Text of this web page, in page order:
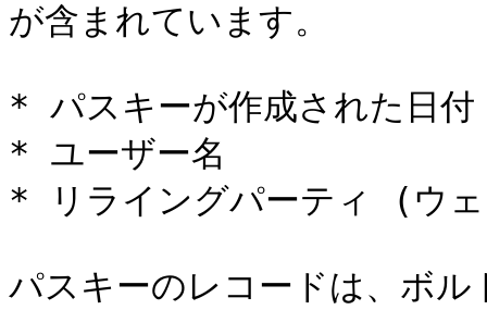
が含まれています。
* パスキーが作成された日付
* ユーザー名
* リライングパーティ (ウ
パスキーのレコードは、ボ